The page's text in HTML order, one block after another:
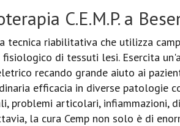
C.E.M.P. a
tecnica riabilitativa che utilizza
fisiologico di tessuti lesi. Esercita
recando grande aiuto ai
efficacia in diverse patologie
problemi articolari, infiammazioni,
la cura Cemp non solo è di